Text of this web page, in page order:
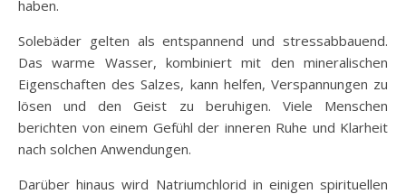
haben.
Solebäder gelten als entspannend und stressabbauend.
Das warme Wasser, kombiniert mit den mineralischen
Eigenschaften des Salzes, kann helfen, Verspannungen zu
lösen und den Geist zu beruhigen. Viele Menschen
berichten von einem Gefühl der inneren Ruhe und Klarheit
nach solchen Anwendungen.
Darüber hinaus wird Natriumchlorid in einigen spirituellen